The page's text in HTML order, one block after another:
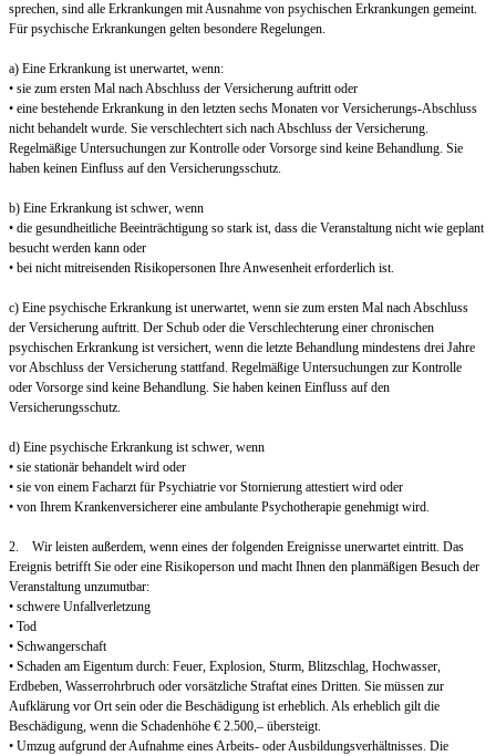
sprechen, sind alle Erkrankungen mit Ausnahme von psychischen Erkrankungen gemeint.
Für psychische Erkrankungen gelten besondere Regelungen.
a) Eine Erkrankung ist unerwartet, wenn:
• sie zum ersten Mal nach Abschluss der Versicherung auftritt oder
• eine bestehende Erkrankung in den letzten sechs Monaten vor Versicherungs-Abschluss
nicht behandelt wurde. Sie verschlechtert sich nach Abschluss der Versicherung.
Regelmäßige Untersuchungen zur Kontrolle oder Vorsorge sind keine Behandlung. Sie
haben keinen Einfluss auf den Versicherungsschutz.
b) Eine Erkrankung ist schwer, wenn
• die gesundheitliche Beeinträchtigung so stark ist, dass die Veranstaltung nicht wie geplant
besucht werden kann oder
• bei nicht mitreisenden Risikopersonen Ihre Anwesenheit erforderlich ist.
c) Eine psychische Erkrankung ist unerwartet, wenn sie zum ersten Mal nach Abschluss
der Versicherung auftritt. Der Schub oder die Verschlechterung einer chronischen
psychischen Erkrankung ist versichert, wenn die letzte Behandlung mindestens drei Jahre
vor Abschluss der Versicherung stattfand. Regelmäßige Untersuchungen zur Kontrolle
oder Vorsorge sind keine Behandlung. Sie haben keinen Einfluss auf den
Versicherungsschutz.
d) Eine psychische Erkrankung ist schwer, wenn
• sie stationär behandelt wird oder
• sie von einem Facharzt für Psychiatrie vor Stornierung attestiert wird oder
• von Ihrem Krankenversicherer eine ambulante Psychotherapie genehmigt wird.
2. Wir leisten außerdem, wenn eines der folgenden Ereignisse unerwartet eintritt. Das
Ereignis betrifft Sie oder eine Risikoperson und macht Ihnen den planmäßigen Besuch der
Veranstaltung unzumutbar:
• schwere Unfallverletzung
• Tod
• Schwangerschaft
• Schaden am Eigentum durch: Feuer, Explosion, Sturm, Blitzschlag, Hochwasser,
Erdbeben, Wasserrohrbruch oder vorsätzliche Straftat eines Dritten. Sie müssen zur
Aufklärung vor Ort sein oder die Beschädigung ist erheblich. Als erheblich gilt die
Beschädigung, wenn die Schadenhöhe € 2.500,– übersteigt.
• Umzug aufgrund der Aufnahme eines Arbeits- oder Ausbildungsverhältnisses. Die